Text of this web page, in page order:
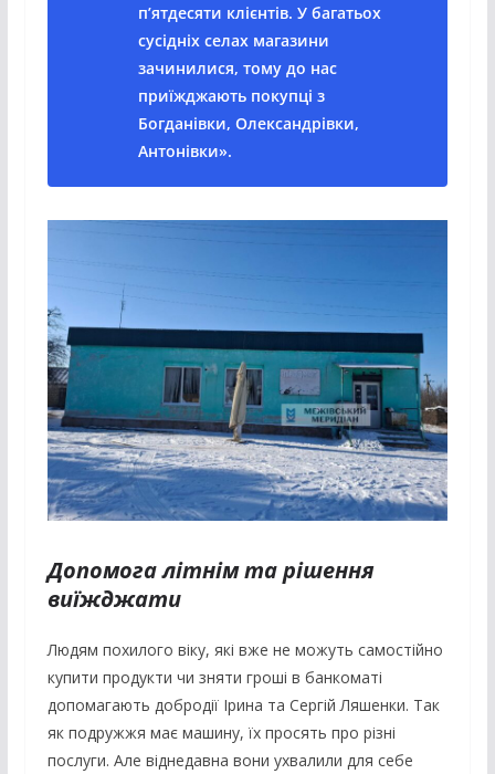
п’ятдесяти клієнтів. У багатьох
сусідніх селах магазини
зачинилися, тому до нас
приїжджають покупці з
Богданівки, Олександрівки,
Антонівки».
Допомога літнім та рішення
виїжджати
Людям похилого віку, які вже не можуть самостійно
купити продукти чи зняти гроші в банкоматі
допомагають добродії Ірина та Сергій Ляшенки. Так
як подружжя має машину, їх просять про різні
послуги. Але віднедавна вони ухвалили для себе